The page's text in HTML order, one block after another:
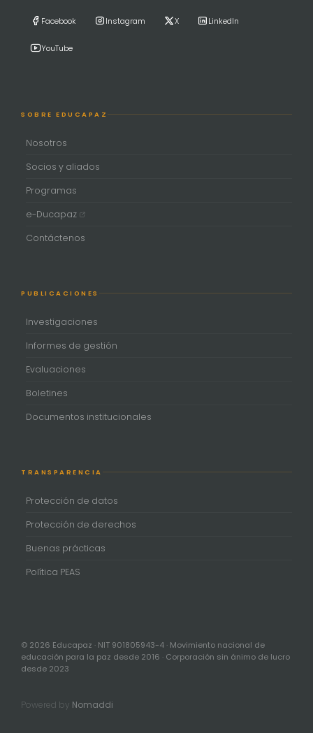
Facebook Instagram X LinkedIn
YouTube
SOBRE EDUCAPAZ
Nosotros
Socios y aliados
Programas
e-Ducapaz
Contáctenos
PUBLICACIONES
Investigaciones
Informes de gestión
Evaluaciones
Boletines
Documentos institucionales
TRANSPARENCIA
Protección de datos
Protección de derechos
Buenas prácticas
Política PEAS
© 2026 Educapaz · NIT 901805943-4 · Movimiento nacional de
educación para la paz desde 2016 · Corporación sin ánimo de lucro
desde 2023
Powered by Nomaddi